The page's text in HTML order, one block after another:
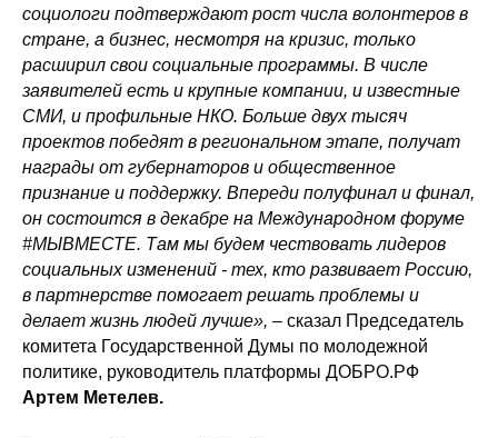
социологи подтверждают рост числа волонтеров в
стране, а бизнес, несмотря на кризис, только
расширил свои социальные программы. В числе
заявителей есть и крупные компании, и известные
СМИ, и профильные НКО. Больше двух тысяч
проектов победят в региональном этапе, получат
награды от губернаторов и общественное
признание и поддержку. Впереди полуфинал и финал,
он состоится в декабре на Международном форуме
#МЫВМЕСТЕ. Там мы будем чествовать лидеров
социальных изменений - тех, кто развивает Россию,
в партнерстве помогает решать проблемы и
делает жизнь людей лучше», – сказал Председатель
комитета Государственной Думы по молодежной
политике, руководитель платформы ДОБРО.РФ
Артем Метелев.